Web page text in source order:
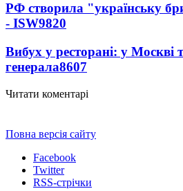
РФ створила "українську
- ISW9820
Вибух у ресторані: у Москві
генерала8607
Читати коментарі
Повна версія сайту
Facebook
Twitter
RSS-стрічки